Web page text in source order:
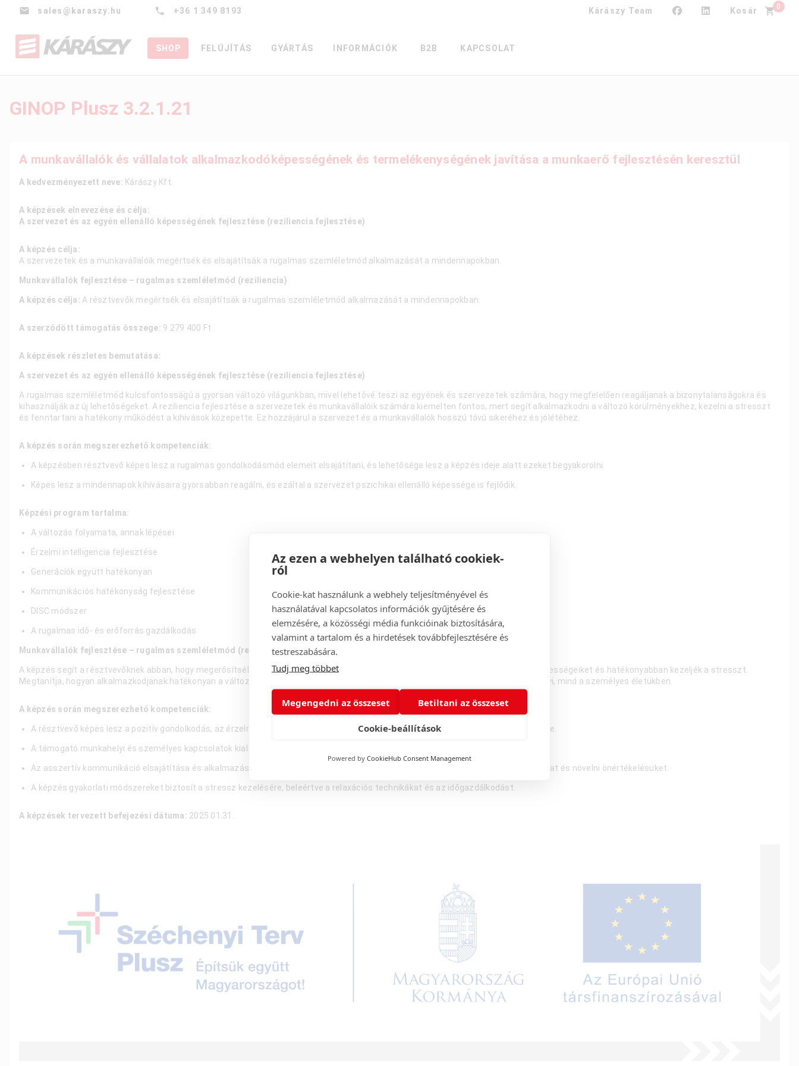
sales@karaszy.hu +36 1 349 8193 Kárászy Team Kosár 0
SHOP FELÚJÍTÁS GYÁRTÁS INFORMÁCIÓK B2B KAPCSOLAT
GINOP Plusz 3.2.1.21
A munkavállalók és vállalatok alkalmazkodóképességének és termelékenységének javítása a munkaerő fejlesztésén keresztül
A kedvezményezett neve: Kárászy Kft.
A képzések elnevezése és célja:
A szervezet és az egyén ellenálló képességének fejlesztése (reziliencia fejlesztése)
A képzés célja:
A szervezetek és a munkavállalóik megértsék és elsajátítsák a rugalmas szemléletmód alkalmazását a mindennapokban.
Munkavállalók fejlesztése – rugalmas szemléletmód (reziliencia)
A képzés célja: A résztvevők megértsék és elsajátítsák a rugalmas szemléletmód alkalmazását a mindennapokban.
A szerződött támogatás összege: 9 279 400 Ft
A képzések részletes bemutatása:
A szervezet és az egyén ellenálló képességének fejlesztése (reziliencia fejlesztése)
A rugalmas szemléletmód kulcsfontosságú a gyorsan változó világunkban, mivel lehetővé teszi az egyének és szervezetek számára, hogy megfelelően reagáljanak a bizonytalanságokra és
kihasználják az új lehetőségeket. A reziliencia fejlesztése a szervezetek és munkavállalóik számára kiemelten fontos, mert segít alkalmazkodni a változó körülményekhez, kezelni a stresszt
és fenntartani a hatékony működést a kihívások közepette. Ez hozzájárul a szervezet és a munkavállalók hosszú távú sikeréhez és jólétéhez.
A képzés során megszerezhető kompetenciák:
A képzésben résztvevő képes lesz a rugalmas gondolkodásmód elemeit elsajátítani, és lehetősége lesz a képzés ideje alatt ezeket begyakorolni.
Képes lesz a mindennapok kihívásaira gyorsabban reagálni, és ezáltal a szervezet pszichikai ellenálló képessége is fejlődik.
Képzési program tartalma:
A változás folyamata, annak lépései
Érzelmi intelligencia fejlesztése
Generációk együtt hatékonyan
Kommunikációs hatékonyság fejlesztése
DISC módszer
A rugalmas idő- és erőforrás gazdálkodás
Munkavállalók fejlesztése – rugalmas szemléletmód (reziliencia)
A képzés segít a résztvevőknek abban, hogy megerősítsék mentális és érzelmi ellenálló képességüket, javítsák problémamegoldó képességeiket és hatékonyabban kezeljék a stresszt.
Megtanítja, hogyan alkalmazkodjanak hatékonyan a változó körülményekhez, és hogyan kezeljék a bizonytalanságot mind a munkahelyi, mind a személyes életükben.
A képzés során megszerezhető kompetenciák:
A résztvevő képes lesz a pozitív gondolkodás, az érzelmi intelligencia és a negatív gondolkodási minták felismerésére és kezelésére.
A támogató munkahelyi és személyes kapcsolatok kialakítására, amelyek erőforrást nyújtanak a nehéz helyzetekben.
Az asszertív kommunikáció elsajátítása és alkalmazása segít a résztvevőknek hatékonyabban kezelni kapcsolataikat, elérni céljaikat és növelni önértékelésüket.
A képzés gyakorlati módszereket biztosít a stressz kezelésére, beleértve a relaxációs technikákat és az időgazdálkodást.
A képzések tervezett befejezési dátuma: 2025.01.31.
Az ezen a webhelyen található cookiek-
ról
Cookie-kat használunk a webhely teljesítményével és
használatával kapcsolatos információk gyűjtésére és
elemzésére, a közösségi média funkcióinak biztosítására,
valamint a tartalom és a hirdetések továbbfejlesztésére és
testreszabására.
Tudj meg többet
Megengedni az összeset Betiltani az összeset
Cookie-beállítások
Powered by CookieHub Consent Management